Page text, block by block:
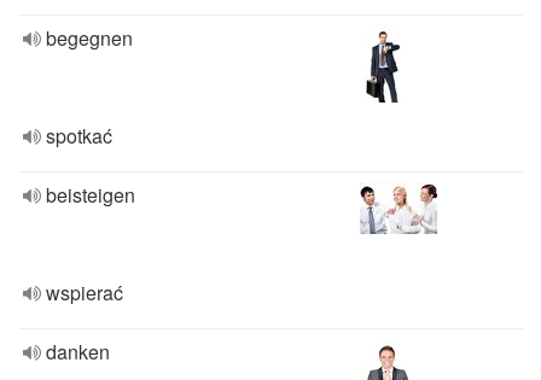
begegnen
spotkać
beisteigen
wspierać
danken